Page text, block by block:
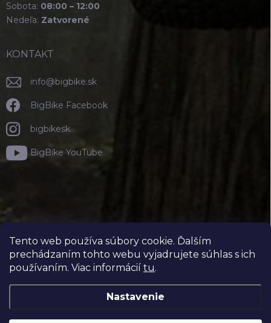
Tento web používa súbory cookie. Ďalším
prechádzaním tohto webu vyjadrujete súhlas s ich
používaním. Viac informácií tu.
Nastavenie
Sobota: 08:00 – 12:00
Nedeľa: Zatvorené
KONTAKT
info@bigbike.sk
BigBike Facebook
bigbikesk
BigBike YouTube